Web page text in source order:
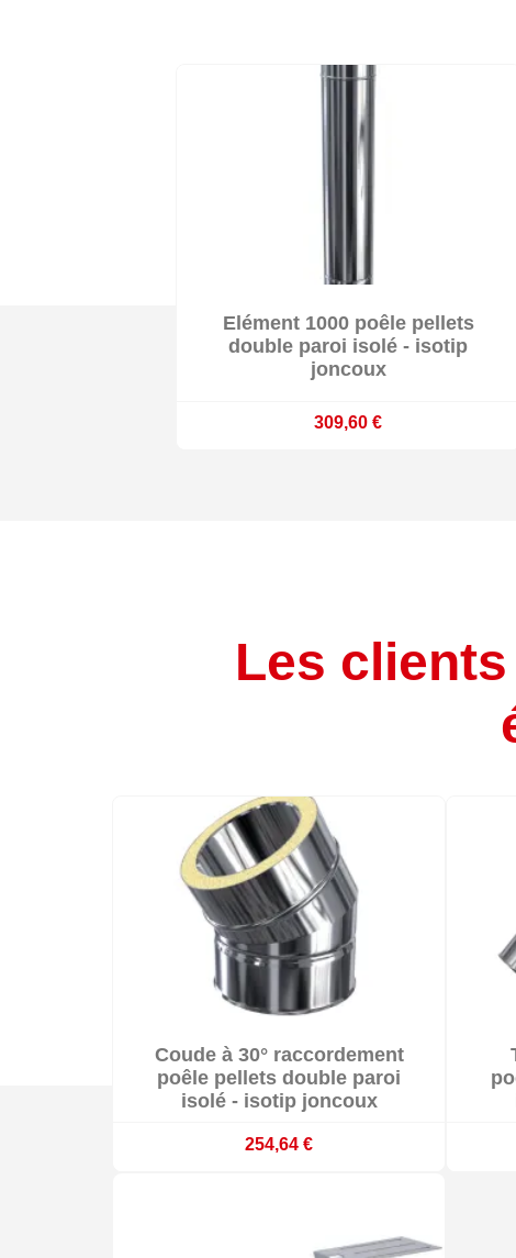
Délai 10 jours ouvrés
Elément 1000 poêle pellets
double paroi isolé - isotip
joncoux
309,60 €
Les
Sur commande : délai 3 à 4 semaines
Coude à 30° raccordement
poêle pellets double paroi
isolé - isotip joncoux
254,64 €